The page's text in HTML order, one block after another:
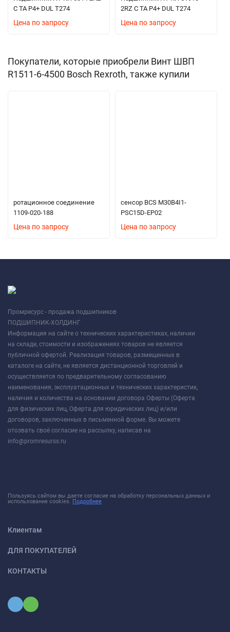
C TA P4+ DUL T274
Цена по запросу
2RZ C TA P4+ DUL T274
Цена по запросу
Покупатели, которые приобрели Винт ШВП
R1511-6-4500 Bosch Rexroth, также купили
ротационное соединение
1109-020-188
Цена по запросу
сенсор BCS M30B4I1-
PSC15D-EP02
Цена по запросу
Промресурс - продажа подшипников
ПОДШИПНИК-ХОЛДИНГ
Информация на сайте о технических характеристиках, наличии
на складе, стоимости и изображениях товаров не является
публичной офертой. Реализация товаров, размещенных в
каталоге на сайте, не является дистанционной торговлей и
осуществляется по предварительному согласованию
наименования, эксплуатационных и технических характеристик,
наличия и количества на основании договора Оферты (Оферта
для физических лиц, Оферта для юридических лиц) и/или
договоров, заключенных в письменной форме. Вы можете
отозвать своё согласие на рассылку, написав на
info@promresurss.ru
Пользуясь сайтом вы даете согласие на обработку персональных данных и
использование cookies. Подробнее
Клиентам
ДЛЯ ПОКУПАТЕЛЕЙ
КОНТАКТЫ